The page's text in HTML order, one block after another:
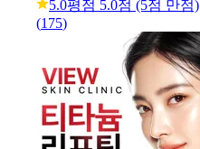
5.0평점 5.0점 (5점 만점)
(175)